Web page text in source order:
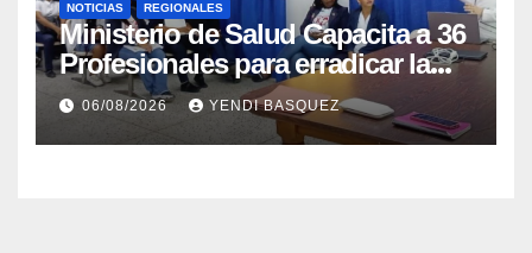
NOTICIAS REGIONALES
Ministerio de Salud Capacita a 36
Profesionales para erradicar la
Tuberculosis en Yaracuy
06/08/2026 YENDI BASQUEZ